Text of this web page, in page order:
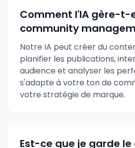
Comment l'IA gère-t-
community
Notre IA peut créer du
planifier les publications,
audience et analyser les
s'adapte à votre ton de
votre stratégie de marque.
Est-ce que je garde